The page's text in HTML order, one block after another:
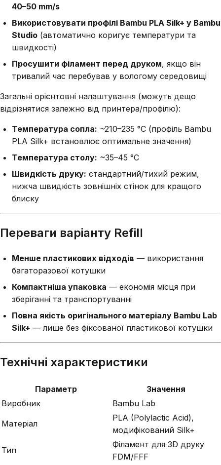
40–50 mm/s
Використовувати профілі Bambu PLA Silk+ у Bambu
Studio (автоматично коригує температури та
швидкості)
Просушити філамент перед друком, якщо він
тривалий час перебував у вологому середовищі
Загальні орієнтовні налаштування (можуть дещо
відрізнятися залежно від принтера/профілю):
Температура сопла: ~210–235 °C (профіль Bambu
PLA Silk+ встановлює оптимальне значення)
Температура столу: ~35–45 °C
Швидкість друку: стандартний/тихий режим,
нижча швидкість зовнішніх стінок для кращого
блиску
Переваги варіанту Refill
Менше пластикових відходів — використання
багаторазової котушки
Компактніша упаковка — економія місця при
зберіганні та транспортуванні
Повна якість оригінального матеріалу Bambu Lab
Silk+ — лише без фіксованої пластикової котушки
Технічні характеристики
Параметр
Значення
Виробник
Bambu Lab
Матеріал
PLA (Polylactic Acid),
модифікований Silk+
Тип
Філамент для 3D друку
FDM/FFF